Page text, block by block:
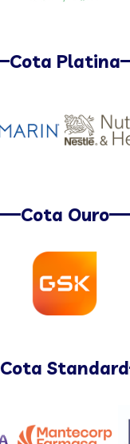
Cota Platina
Cota Ouro
Cota Standard